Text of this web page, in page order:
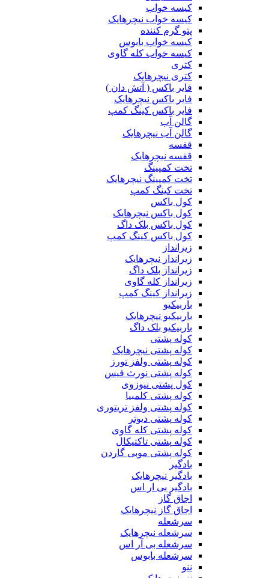
کیسه خواب
کیسه خواب نیچرهایک
پتو گرم کننده
کیسه خواب بابوس
کیسه خواب کله گاوی
کتری
کتری نیچرهایک
فایر باکس ( آتش دان )
فایر باکس نیچرهایک
فایر باکس کینگ کمپ
گالن آب
گالن آب نیچرهایک
قفسه
قفسه نیچرهایک
تخت کمپینگ
تخت کمپینگ نیچرهایک
تخت کینگ کمپ
کول باکس
کول باکس نیچرهایک
کول باکس بلک داگ
کول باکس کینگ کمپ
زیرانداز
زیرانداز نیچرهایک
زیرانداز بلک داگ
زیرانداز کله گاوی
زیرانداز کینگ کمپ
باربیکیو
باربیکیو نیچرهایک
باربیکیو بلک داگ
کوله پشتی
کوله پشتی نیچرهایک
کوله پشتی ولفز تورز
کوله پشتی نورث فیس
کول پشتی نیوزوی
کوله پشتی کلمبیا
کوله پشتی ولفز تریتوری
کوله پشتی دیوتر
کوله پشتی کله گاوی
کوله پشتی تاکتیکال
کوله پشتی موبی گاردن
بادگیر
بادگیر نیچرهایک
بادگیر بی ار اس
اجاق گاز
اجاق گاز نیچرهایک
سرشعله
سرشعله نیچرهایک
سرشعله بی آر اس
سرشعله بابوس
ننو